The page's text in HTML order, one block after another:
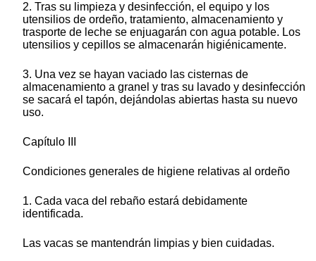
2. Tras su limpieza y desinfección, el equipo y los
utensilios de ordeño, tratamiento, almacenamiento y
trasporte de leche se enjuagarán con agua potable. Los
utensilios y cepillos se almacenarán higiénicamente.
3. Una vez se hayan vaciado las cisternas de
almacenamiento a granel y tras su lavado y desinfección
se sacará el tapón, dejándolas abiertas hasta su nuevo
uso.
Capítulo III
Condiciones generales de higiene relativas al ordeño
1. Cada vaca del rebaño estará debidamente
identificada.
Las vacas se mantendrán limpias y bien cuidadas.